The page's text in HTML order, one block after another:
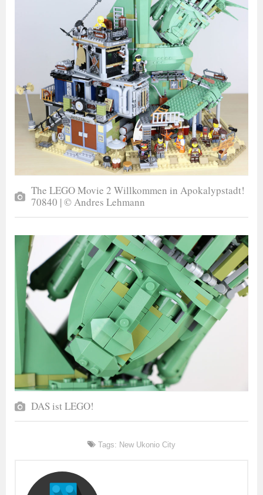
The LEGO Movie 2 Willkommen in Apokalypstadt!
70840 | © Andres Lehmann
DAS ist LEGO!
Tags: New Ukonio City